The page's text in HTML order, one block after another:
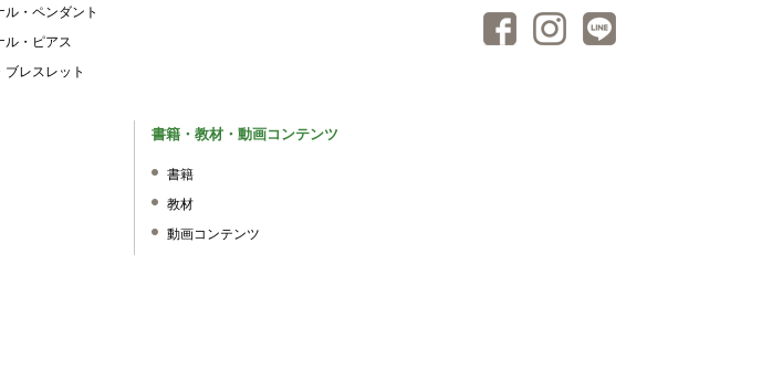
ル・ペンダント
ル・ピアス
ブレスレット
書籍・教材・動画コンテンツ
書籍
教材
動画コンテンツ